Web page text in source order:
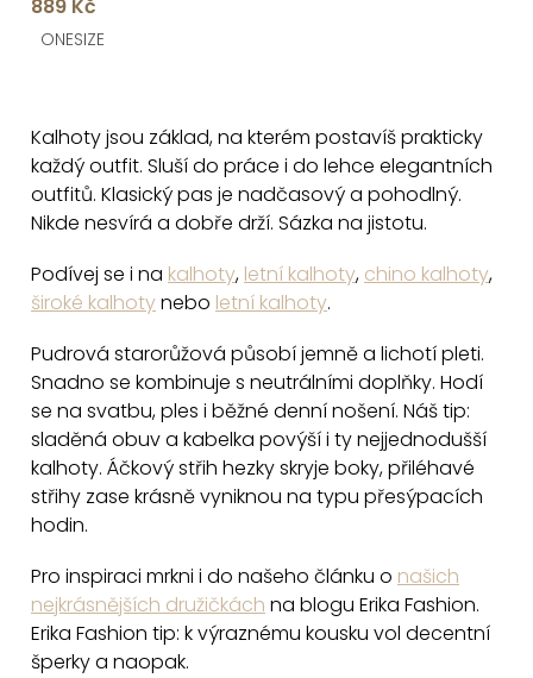
k
MYRLYN
889 Kč
ONESIZE
l
á
d
c
í
p
r
v
k
y
v
i
s
u
Kalhoty jsou základ, na kterém postavíš prakticky
každý outfit. Sluší do práce i do lehce elegantních
outfitů. Klasický pas je nadčasový a pohodlný.
Nikde nesvírá a dobře drží. Sázka na jistotu.
Podívej se i na kalhoty, letní kalhoty, chino kalhoty,
široké kalhotynebo letní kalhoty.
Pudrová starorůžová působí jemně a lichotí pleti.
Snadno se kombinuje s neutrálními doplňky. Hodí
se na svatbu, ples i běžné denní nošení. Náš tip:
sladěná obuv a kabelka povýší i ty nejjednodušší
kalhoty. Áčkový střih hezky skryje boky, přiléhavé
střihy zase krásně vyniknou na typu přesýpacích
hodin.
Pro inspiraci mrkni i do našeho článku o našich
nejkrásnějších družičkách na blogu Erika Fashion.
Erika Fashion tip: k výraznému kousku vol decentní
šperky a naopak.